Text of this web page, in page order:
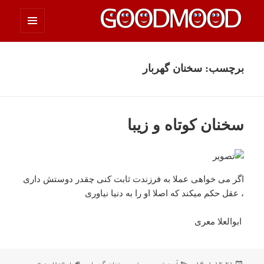
چیزای خووب مووب
برچسب:سخنان گهربار
سخنان کوتاه و زیبا
اگر می خواهی عملا به فرزندت ثابت کنی چقدر دوستش داری
، عقل حکم میکند که اصلا او را به دنیا نیاوری
ابوالعلا معری